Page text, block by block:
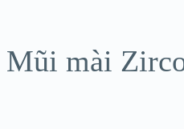
Mũi mài